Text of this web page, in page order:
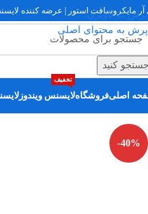
پرش به ناوبری
پرش به محتوای اصلی
آر مایکروسافت استور | عرضه کننده
کنید
اصلیفروشگاهلایسنس ویندوز
تخفیف
-40%